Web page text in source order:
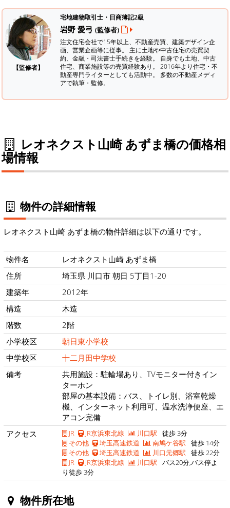
【監修者】
宅地建物取引士・日商簿記2級
岩野 愛弓 (監修者)
注文住宅会社で15年以上、不動産売買、建築デザイン企
画、営業企画等に従事。 主に土地や中古住宅の売買契
約、金融・司法書士手続きを経験。 自身でも土地、中古
住宅、商業施設等の売買経験あり。 2016年より住宅・不
動産専門ライターとしても活動中。 多数の不動産メディ
アで執筆・監修。
レオネクスト山崎 あずま橋の価格相
場情報
物件の詳細情報
レオネクスト山崎 あずま橋の物件詳細は以下の通りです。
物件名
レオネクスト山崎 あずま橋
住所
埼玉県 川口市 朝日 5丁目1-20
建築年
2012年
構造
木造
階数
2階
小学校区
朝日東小学校
中学校区
十二月田中学校
備考
共用施設：駐輪場あり、TVモニター付きイン
ターホン
部屋の基本設備：バス、トイレ別、浴室乾燥
機、インターネット利用可、温水洗浄便座、エ
アコン完備
アクセス
JR JR京浜東北線 川口駅 徒歩 3分
その他
埼玉高速鉄道 南鳩ケ谷駅 徒歩 14分
その他
埼玉高速鉄道 川口元郷駅 徒歩 22分
JR
JR京浜東北線 川口駅 バス20分,バス停よ
り徒歩 3分
物件所在地